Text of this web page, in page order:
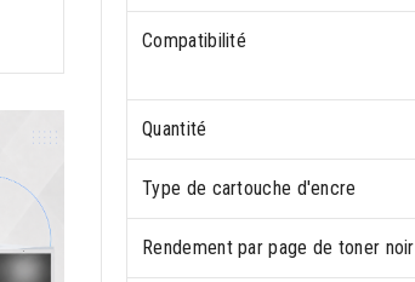
Compatibilité
Quantité
Type de cartouche d'encre
Rendement par page de toner noir